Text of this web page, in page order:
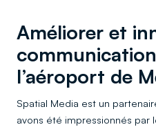
Améliorer et
l’aéroport de
Spatial Media est un
avons été impressionnés par